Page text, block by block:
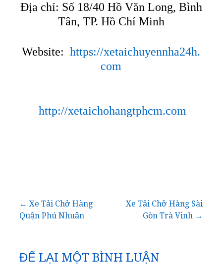
Địa chỉ: Số 18/40 Hồ Văn Long, Bình
Tân, TP. Hồ Chí Minh
Website: https://xetaichuyennha24h.
com
http://xetaichohangtphcm.com
Điều
bài
← Xe Tải Chở Hàng
Quận Phú Nhuận
Xe Tải Chở Hàng Sài
Gòn Trà Vinh →
ĐỂ LẠI MỘT BÌNH LUẬN